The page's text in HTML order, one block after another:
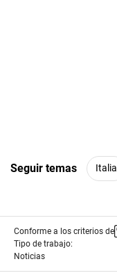
Seguir temas Italia
Conforme a los criterios de
Tipo de trabajo:
Noticias